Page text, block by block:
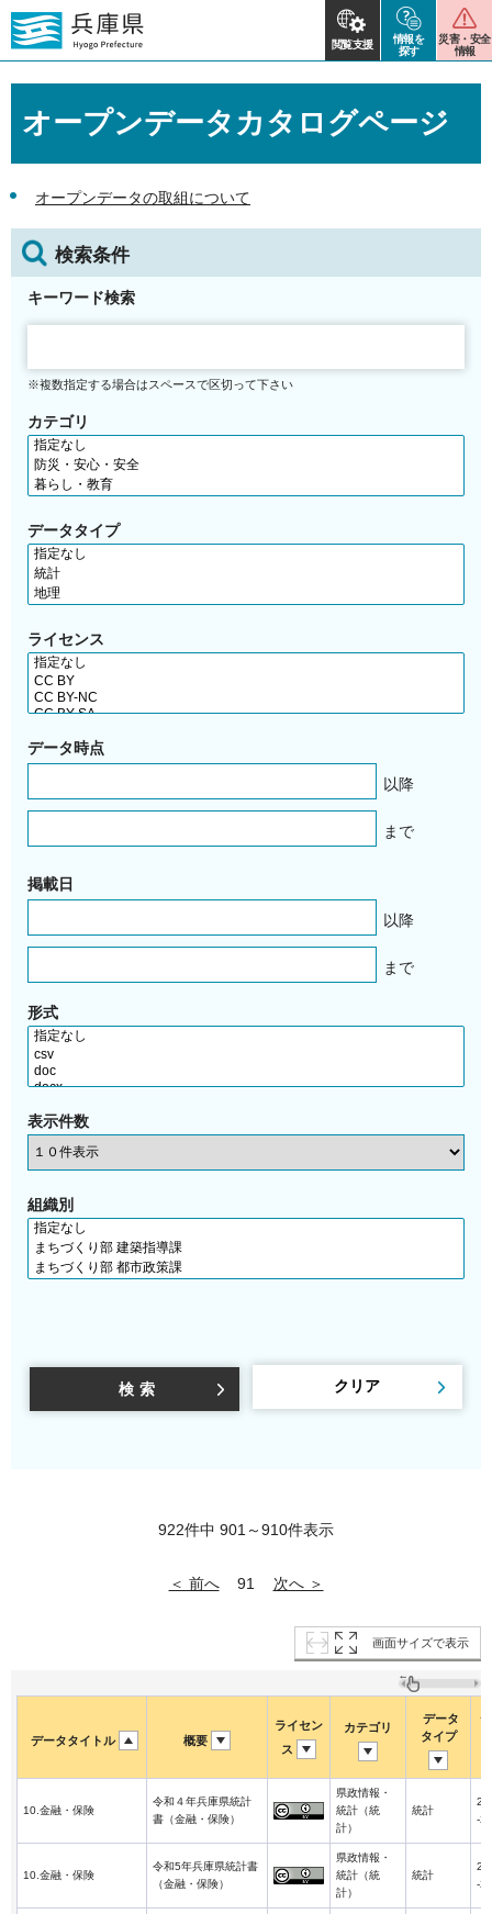
閲覧支援
情報を
探す
災害・安全
情報
オープンデータカタログページ
オープンデータの取組について
検索条件
キーワード検索
※複数指定する場合はスペースで区切って下さい
カテゴリ
データタイプ
ライセンス
データ時点
以降
まで
掲載日
以降
まで
形式
表示件数
組織別
922件中 901～910件表示
＜ 前へ 91 次へ ＞
画面サイズで表示
データタイトル 概要
ライセン
ス
カテゴリ
データ
タイプ
10.金融・保険
令和４年兵庫県統計
書（金融・保険）
県政情報・
統計（統
計）
統計
-22
10.金融・保険
令和5年兵庫県統計書
（金融・保険）
県政情報・
統計（統
計）
統計
-26